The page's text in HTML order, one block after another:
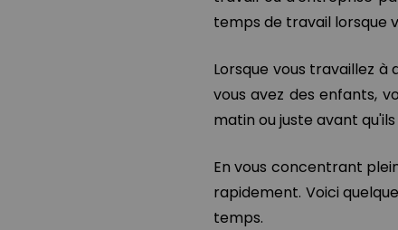
temps de travail lorsque
Lorsque vous travaillez à
vous avez des enfants,
matin ou juste avant
En vous concentrant
rapidement. Voici
temps.